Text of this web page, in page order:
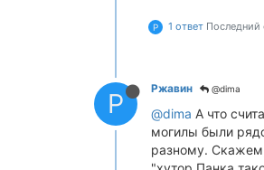
Р 1 ответ Последний
Р Ржавин @dima
@dima А что
могилы были
разному.